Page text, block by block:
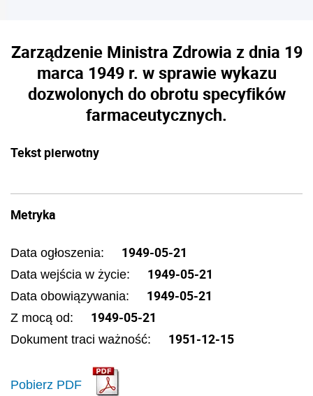
Zarządzenie Ministra Zdrowia z dnia 19
marca 1949 r. w sprawie wykazu
dozwolonych do obrotu specyfików
farmaceutycznych.
Tekst pierwotny
Metryka
Data ogłoszenia: 1949-05-21
Data wejścia w życie: 1949-05-21
Data obowiązywania: 1949-05-21
Z mocą od: 1949-05-21
Dokument traci ważność: 1951-12-15
Pobierz PDF